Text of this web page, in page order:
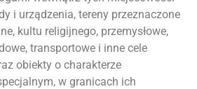
i urządzenia, tereny przeznaczone
kultu religijnego, przemysłowe,
transportowe i inne cele
obiekty o charakterze
w granicach ich